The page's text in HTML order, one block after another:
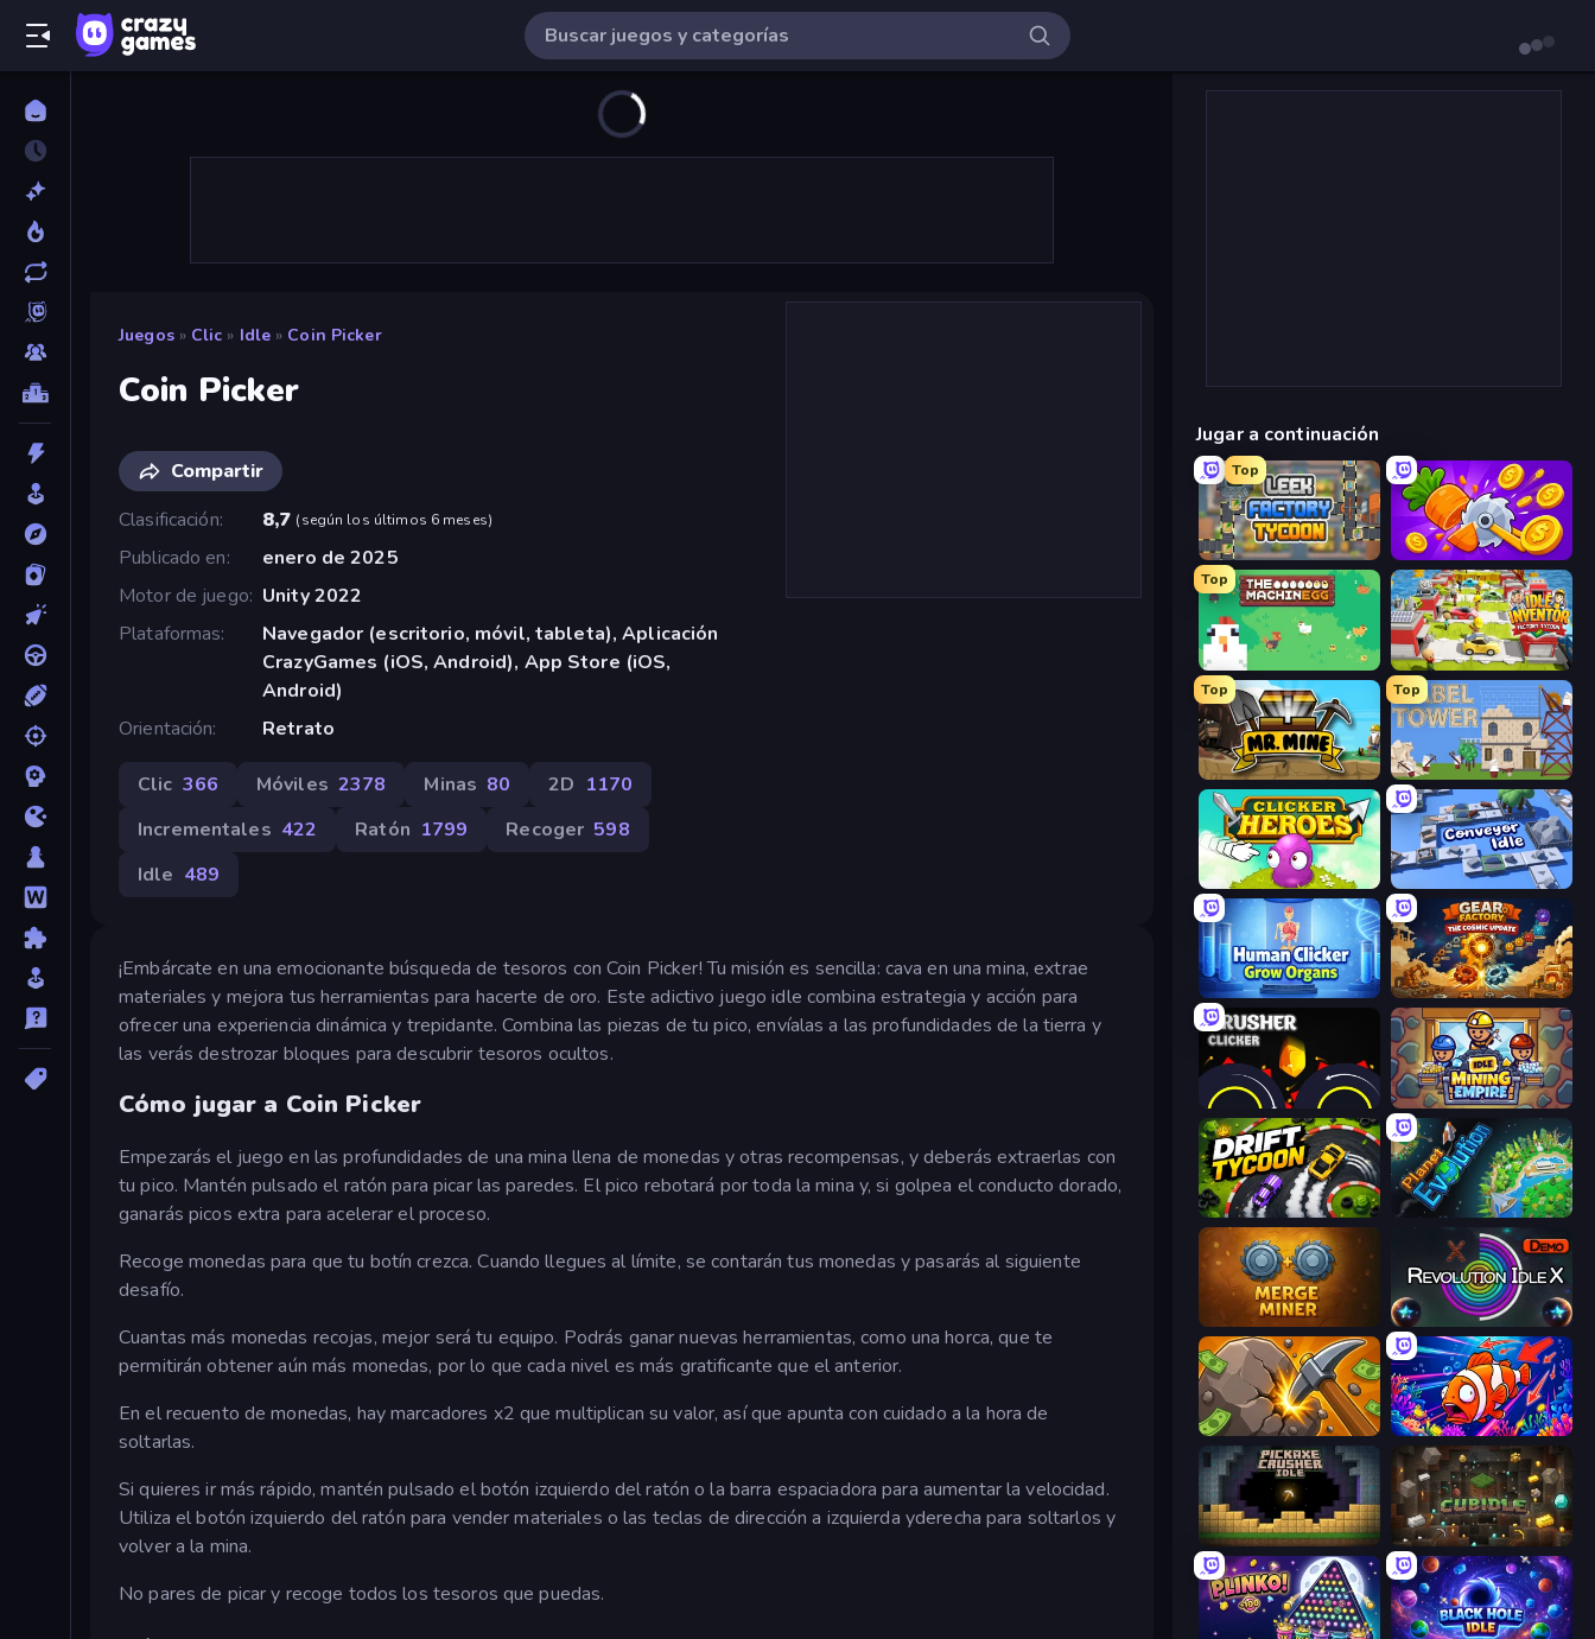
Juegos » Clic » Idle » Coin Picker
Coin Picker
Compartir
Clasificación
8,7 (según los últimos 6 meses)
Publicado en
enero de 2025
Motor de juego Unity 2022
Plataformas
Navegador (escritorio, móvil, tableta), Aplicación
CrazyGames (iOS, Android), App Store (iOS,
Android)
Orientación
Retrato
Clic 366 Móviles 2378 Minas 80 2D 1170
Incrementales 422 Ratón 1799 Recoger 598
Idle 489
¡Embárcate en una emocionante búsqueda de tesoros con Coin Picker! Tu misión es sencilla: cava en una mina, extrae
materiales y mejora tus herramientas para hacerte de oro. Este adictivo juego idle combina estrategia y acción para
ofrecer una experiencia dinámica y trepidante. Combina las piezas de tu pico, envíalas a las profundidades de la tierra y
las verás destrozar bloques para descubrir tesoros ocultos.
Cómo jugar a Coin Picker
Empezarás el juego en las profundidades de una mina llena de monedas y otras recompensas, y deberás extraerlas con
tu pico. Mantén pulsado el ratón para picar las paredes. El pico rebotará por toda la mina y, si golpea el conducto dorado,
ganarás picos extra para acelerar el proceso.
Recoge monedas para que tu botín crezca. Cuando llegues al límite, se contarán tus monedas y pasarás al siguiente
desafío.
Cuantas más monedas recojas, mejor será tu equipo. Podrás ganar nuevas herramientas, como una horca, que te
permitirán obtener aún más monedas, por lo que cada nivel es más gratificante que el anterior.
En el recuento de monedas, hay marcadores x2 que multiplican su valor, así que apunta con cuidado a la hora de
soltarlas.
Si quieres ir más rápido, mantén pulsado el botón izquierdo del ratón o la barra espaciadora para aumentar la velocidad.
Utiliza el botón izquierdo del ratón para vender materiales o las teclas de dirección a izquierda yderecha para soltarlos y
volver a la mina.
No pares de picar y recoge todos los tesoros que puedas.
Jugar a continuación
Top
Leek Factory Tycoon Farm Ring Idle
Top
The MachinEGG Idle Inventor
Top
Mr. Mine
Top
Babel Tower
Clicker Heroes Conveyor Idle
Human Clicker: Grow Organs Gear Factory
Crusher Clicker Idle Mining Empire
Drift Tycoon Planet Evolution: Idle Clicker
Merge Miner Revolution Idle X
Mine Clicker Fish Catch Idle
Pickaxe Crusher Idle Cubidle